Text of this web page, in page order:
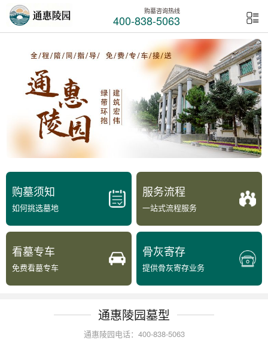
购墓咨询热线
400-838-5063
购墓须知
如何挑选墓地
服务流程
一站式流程服务
看墓专车
免费看墓专车
骨灰寄存
提供骨灰寄存业务
通惠陵园墓型
通惠陵园电话：400-838-5063